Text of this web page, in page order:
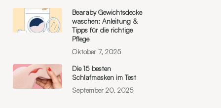
Bearaby Gewichtsdecke
waschen: Anleitung &
Tipps für die richtige
Pflege
Oktober 7, 2025
Die 15 besten
Schlafmasken im Test
September 20, 2025